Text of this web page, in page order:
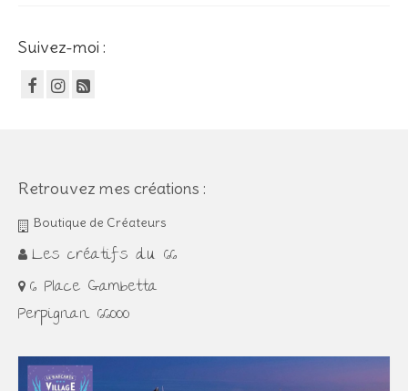
Suivez-moi :
Retrouvez mes créations :
Boutique de Créateurs
Les créatifs du 66
6 Place Gambetta
Perpignan 66000